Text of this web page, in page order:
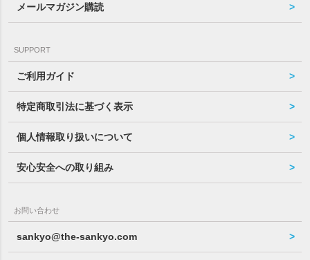
メールマガジン購読
SUPPORT
ご利用ガイド
特定商取引法に基づく表示
個人情報取り扱いについて
安心安全への取り組み
お問い合わせ
sankyo@the-sankyo.com